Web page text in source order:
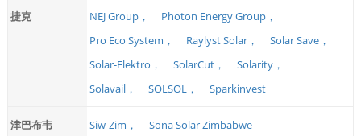
捷克
NEJ Group，
Photon Energy Group，
Pro Eco System，
Raylyst Solar，
Solar Save，
Solar-Elektro，
SolarCut，
Solarity，
Solavail，
SOLSOL， Sparkinvest
津巴布韦 Siw-Zim， Sona Solar Zimbabwe